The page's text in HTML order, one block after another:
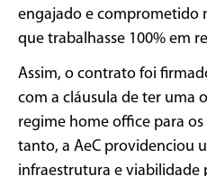
engajado e comprometido
que trabalhasse 100% em
Assim, o contrato foi
com a cláusula de ter uma
regime home office para
tanto, a AeC providenciou
infraestrutura e